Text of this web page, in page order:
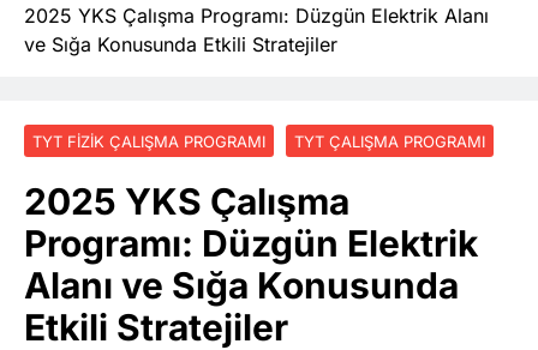
2025 YKS Çalışma Programı: Düzgün Elektrik Alanı
ve Sığa Konusunda Etkili Stratejiler
TYT FIZIK ÇALIŞMA PROGRAMI TYT ÇALIŞMA PROGRAMI
2025 YKS Çalışma
Programı: Düzgün Elektrik
Alanı ve Sığa Konusunda
Etkili Stratejiler